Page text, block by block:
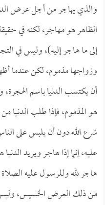
والذي يهاجر من أجل عرض
الظاهر هو مهاجر، لكنه في
إلى ما هاجر إليه)، وليس في
وزواجها مذموم، لكن عندما
أن يكتسب الدنيا باسم
هو المذموم، فإذا طلب الدنيا
شرع الله دون أن يلبس على
عليه، إنما إذا هاجر ويريد
هاجر لله وللرسول عليه
من ذلك العرض الخسيس، وليس